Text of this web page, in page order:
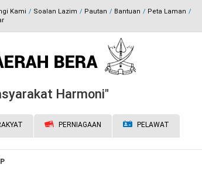
Kami Soalan Lazim Pautan Bantuan
Peta Laman
Harmoni"
PERNIAGAAN PELAWAT